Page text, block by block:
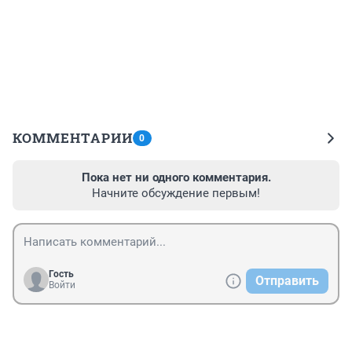
КОММЕНТАРИИ 0
Пока нет ни одного комментария.
Начните обсуждение первым!
Гость
Войти
Отправить